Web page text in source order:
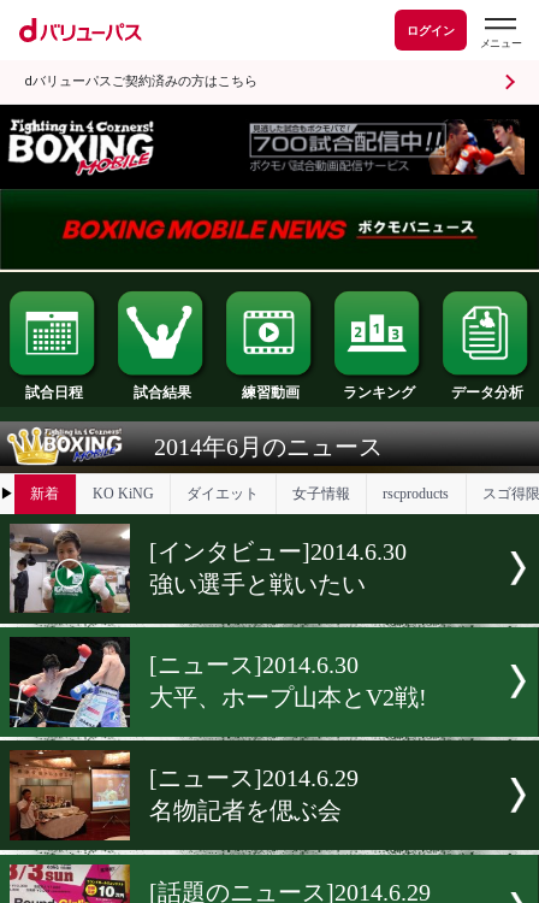
ログイン
dバリューパスご契約済みの方はこちら
試合日程 試合結果 練習動画 ランキング
2014年6月のニュース
▶ 新着 KO KiNG ダイエット 女子情報
[インタビュー]2014.6.30
強い選手と戦いたい
[ニュース]2014.6.30